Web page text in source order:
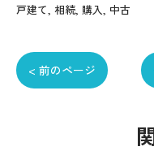
戸建て 相続 購入 中古
< 前のページ